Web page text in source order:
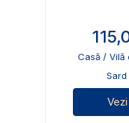
Casă / Vilă
Sard